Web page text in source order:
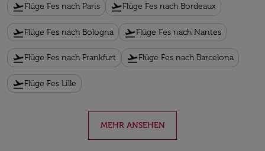
flight_takeoffFlüge Fes nach Paris flight_takeoffFlüge Fes nach Bordeaux
flight_takeoffFlüge Fes nach Bologna flight_takeoffFlüge Fes nach Nantes
flight_takeoffFlüge Fes nach Frankfurt flight_takeoffFlüge Fes nach Barcelona
flight_takeoffFlüge Fes Lille
MEHR ANSEHEN